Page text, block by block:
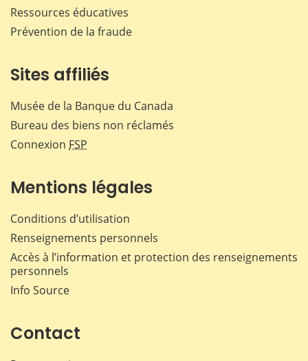
Ressources éducatives
Prévention de la fraude
Sites affiliés
Musée de la Banque du Canada
Bureau des biens non réclamés
Connexion FSP
Mentions légales
Conditions d’utilisation
Renseignements personnels
Accès à l’information et protection des renseignements
personnels
Info Source
Contact